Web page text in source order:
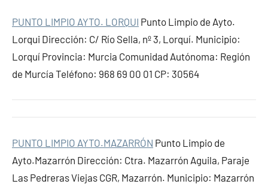
PUNTO LIMPIO AYTO. LORQUI Punto Limpio de Ayto.
Lorqui Dirección: C/ Río Sella, nº 3, Lorquí. Municipio:
Lorquí Provincia: Murcia Comunidad Autónoma: Región
de Murcía Teléfono: 968 69 00 01 CP: 30564
PUNTO LIMPIO AYTO.MAZARRÓN Punto Limpio de
Ayto.Mazarrón Dirección: Ctra. Mazarrón Aguila, Paraje
Las Pedreras Viejas CGR, Mazarrón. Municipio: Mazarrón